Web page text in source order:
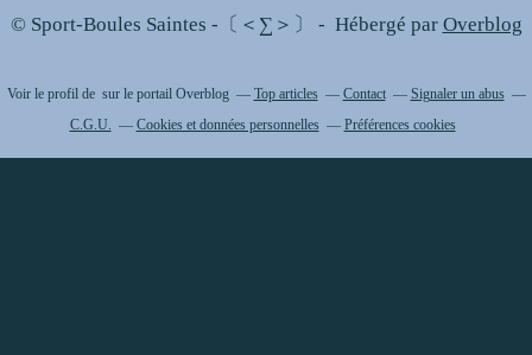
© Sport-Boules Saintes -〔＜∑＞〕 - Hébergé par Overblog
Voir le profil de sur le portail Overblog Top articles Contact
Signaler un abus
C.G.U.
Cookies et données personnelles Préférences cookies